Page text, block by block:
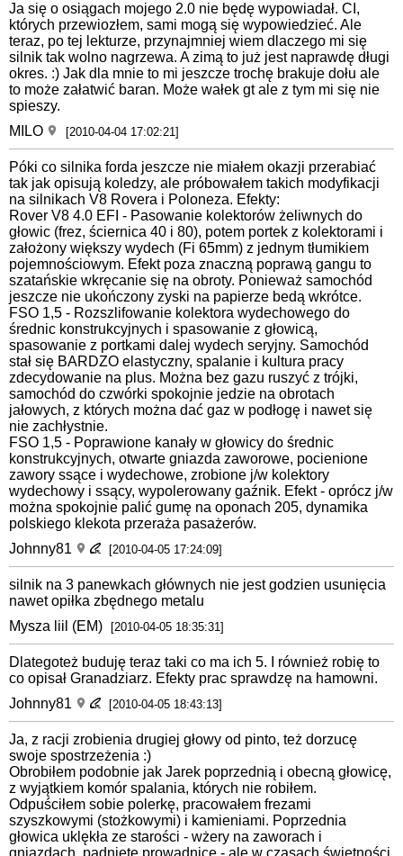
Ja się o osiągach mojego 2.0 nie będę wypowiadał. CI,
których przewiozłem, sami mogą się wypowiedzieć. Ale
teraz, po tej lekturze, przynajmniej wiem dlaczego mi się
silnik tak wolno nagrzewa. A zimą to już jest naprawdę długi
okres. :) Jak dla mnie to mi jeszcze trochę brakuje dołu ale
to może załatwić baran. Może wałek gt ale z tym mi się nie
spieszy.
MILO
[2010-04-04 17:02:21]
Póki co silnika forda jeszcze nie miałem okazji przerabiać
tak jak opisują koledzy, ale próbowałem takich modyfikacji
na silnikach V8 Rovera i Poloneza. Efekty:
Rover V8 4.0 EFI - Pasowanie kolektorów żeliwnych do
głowic (frez, ściernica 40 i 80), potem portek z kolektorami i
założony większy wydech (Fi 65mm) z jednym tłumikiem
pojemnościowym. Efekt poza znaczną poprawą gangu to
szatańskie wkręcanie się na obroty. Ponieważ samochód
jeszcze nie ukończony zyski na papierze bedą wkrótce.
FSO 1,5 - Rozszlifowanie kolektora wydechowego do
średnic konstrukcyjnych i spasowanie z głowicą,
spasowanie z portkami dalej wydech seryjny. Samochód
stał się BARDZO elastyczny, spalanie i kultura pracy
zdecydowanie na plus. Można bez gazu ruszyć z trójki,
samochód do czwórki spokojnie jedzie na obrotach
jałowych, z których można dać gaz w podłogę i nawet się
nie zachłystnie.
FSO 1,5 - Poprawione kanały w głowicy do średnic
konstrukcyjnych, otwarte gniazda zaworowe, pocienione
zawory ssące i wydechowe, zrobione j/w kolektory
wydechowy i ssący, wypolerowany gaźnik. Efekt - oprócz j/w
można spokojnie palić gumę na oponach 205, dynamika
polskiego klekota przeraża pasażerów.
Johnny81
[2010-04-05 17:24:09]
silnik na 3 panewkach głównych nie jest godzien usunięcia
nawet opiłka zbędnego metalu
Mysza liil (EM)
[2010-04-05 18:35:31]
Dlategoteż buduję teraz taki co ma ich 5. I również robię to
co opisał Granadziarz. Efekty prac sprawdzę na hamowni.
Johnny81
[2010-04-05 18:43:13]
Ja, z racji zrobienia drugiej głowy od pinto, też dorzucę
swoje spostrzeżenia :)
Obrobiłem podobnie jak Jarek poprzednią i obecną głowicę,
z wyjątkiem komór spalania, których nie robiłem.
Odpuściłem sobie polerkę, pracowałem frezami
szyszkowymi (stożkowymi) i kamieniami. Poprzednia
głowica uklękła ze starości - wżery na zaworach i
gniazdach, padnięte prowadnice - ale w czasach świetności,